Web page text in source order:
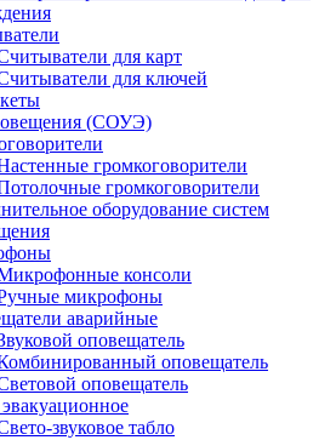
для карт
для ключей
(СОУЭ)
громкоговорители
громкоговорители
оборудование систем
консоли
микрофоны
аварийные
оповещатель
оповещатель
оповещатель
звуковое табло